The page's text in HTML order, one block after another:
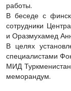
работы.
В беседе с
сотрудники
и Оразмухамед
В целях
специалистами
МИД
меморандум.